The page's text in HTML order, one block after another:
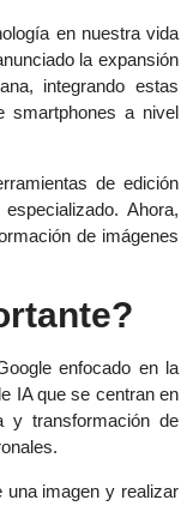
en nuestra vida
la expansión
integrando estas
smartphones a nivel
de edición
Ahora,
de imágenes
enfocado en la
IA que se centran en
y transformación de
una imagen y realizar